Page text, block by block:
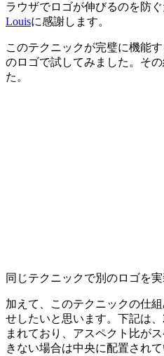
ラウザでロゴが伸びるのを防
Louisに感謝します。
このテクニックが完璧に機能
のロゴで試してみました。そ
た。
同じテクニックで別のロゴを実
加えて、このテクニックの仕
せしたいと思います。下記は
まれており、アスペクト比が
きない場合は中央に配置され